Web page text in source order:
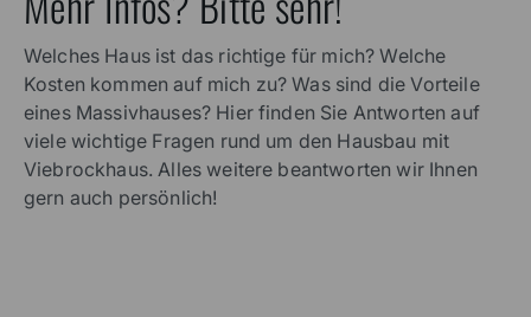
Welches Haus ist das richtige für mich? Welche
Kosten kommen auf mich zu? Was sind die Vorteile
eines Massivhauses? Hier finden Sie Antworten auf
viele wichtige Fragen rund um den Hausbau mit
Viebrockhaus. Alles weitere beantworten wir Ihnen
gern auch persönlich!